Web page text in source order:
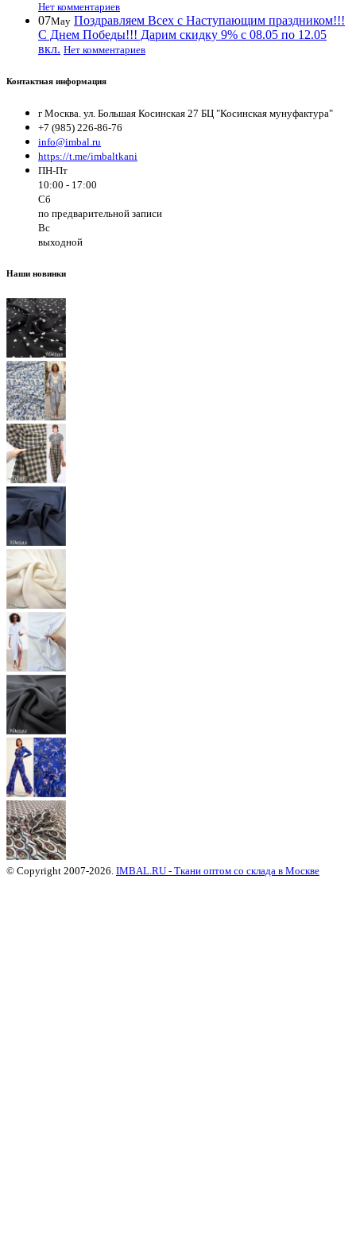
Нет комментариев
07May Поздравляем Всех с Наступающим праздником!!!
С Днем Победы!!! Дарим скидку 9% с 08.05 по 12.05
вкл. Нет комментариев
Контактная информация
г Москва. ул. Большая Косинская 27 БЦ "Косинская мунуфактура"
+7 (985) 226-86-76
info@imbal.ru
https://t.me/imbaltkani
ПН-Пт
10:00 - 17:00
Сб
по предварительной записи
Вс
выходной
Наши новинки
© Copyright 2007-2026. IMBAL.RU - Ткани оптом со склада в Москве